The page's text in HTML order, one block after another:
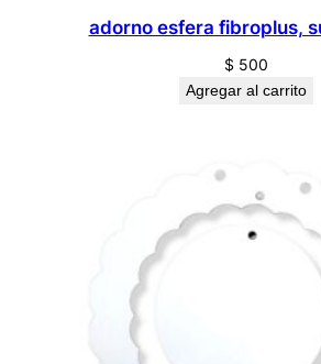
adorno esfera fibroplus,
$ 500
Agregar al carrito